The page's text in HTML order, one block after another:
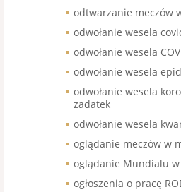
odtwarzanie meczów
odwołanie wesela
odwołanie wesela
odwołanie wesela
odwołanie wesela
zadatek
odwołanie wesela
oglądanie meczów w
oglądanie Mundialu
ogłoszenia o pracę